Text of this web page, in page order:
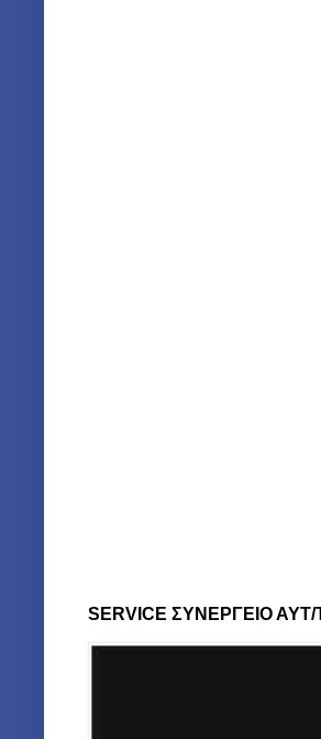
SERVICE ΣΥΝΕΡΓΕΙΟ